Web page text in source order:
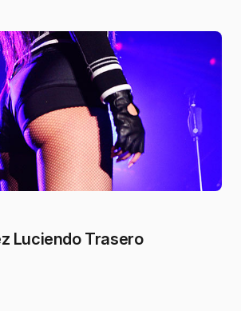
Luciendo Trasero